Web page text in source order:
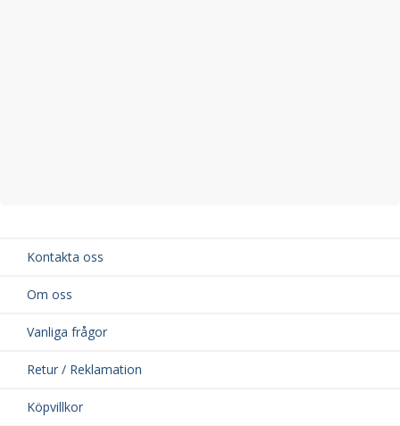
Kontakta oss
Om oss
Vanliga frågor
Retur / Reklamation
Köpvillkor